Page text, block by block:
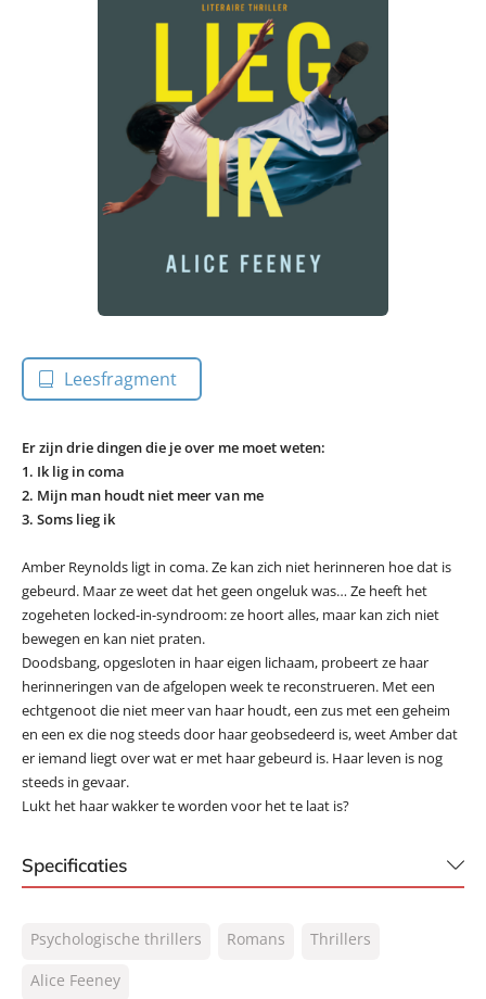
Leesfragment
Er zijn drie dingen die je over me moet weten:
1. Ik lig in coma
2. Mijn man houdt niet meer van me
3. Soms lieg ik
Amber Reynolds ligt in coma. Ze kan zich niet herinneren hoe dat is
gebeurd. Maar ze weet dat het geen ongeluk was… Ze heeft het
zogeheten locked-in-syndroom: ze hoort alles, maar kan zich niet
bewegen en kan niet praten.
Doodsbang, opgesloten in haar eigen lichaam, probeert ze haar
herinneringen van de afgelopen week te reconstrueren. Met een
echtgenoot die niet meer van haar houdt, een zus met een geheim
en een ex die nog steeds door haar geobsedeerd is, weet Amber dat
er iemand liegt over wat er met haar gebeurd is. Haar leven is nog
steeds in gevaar.
Lukt het haar wakker te worden voor het te laat is?
Specificaties
NUR:
332
Type:
Psychologische thrillers Romans
Thrillers
Alice Feeney